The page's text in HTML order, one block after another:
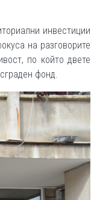
инвестиции
на разговорите
по който двете
фонд.